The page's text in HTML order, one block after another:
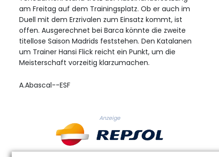
am Freitag auf dem Trainingsplatz. Ob er auch im
Duell mit dem Erzrivalen zum Einsatz kommt, ist
offen. Ausgerechnet bei Barca könnte die zweite
titellose Saison Madrids feststehen. Den Katalanen
um Trainer Hansi Flick reicht ein Punkt, um die
Meisterschaft vorzeitig klarzumachen.
A.Abascal--ESF
Anzeige